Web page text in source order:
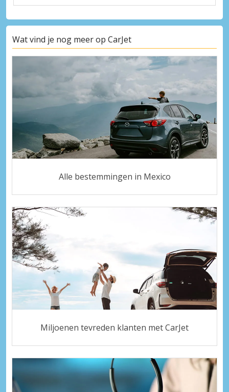
Wat vind je nog meer op CarJet
Alle bestemmingen in Mexico
Miljoenen tevreden klanten met CarJet